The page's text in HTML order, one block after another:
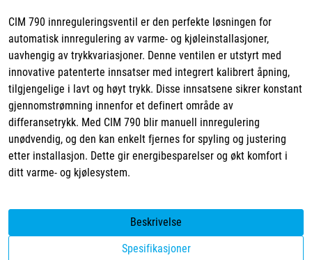
CIM 790 innreguleringsventil er den perfekte løsningen for
automatisk innregulering av varme- og kjøleinstallasjoner,
uavhengig av trykkvariasjoner. Denne ventilen er utstyrt med
innovative patenterte innsatser med integrert kalibrert åpning,
tilgjengelige i lavt og høyt trykk. Disse innsatsene sikrer konstant
gjennomstrømning innenfor et definert område av
differansetrykk. Med CIM 790 blir manuell innregulering
unødvendig, og den kan enkelt fjernes for spyling og justering
etter installasjon. Dette gir energibesparelser og økt komfort i
ditt varme- og kjølesystem.
Beskrivelse
Spesifikasjoner